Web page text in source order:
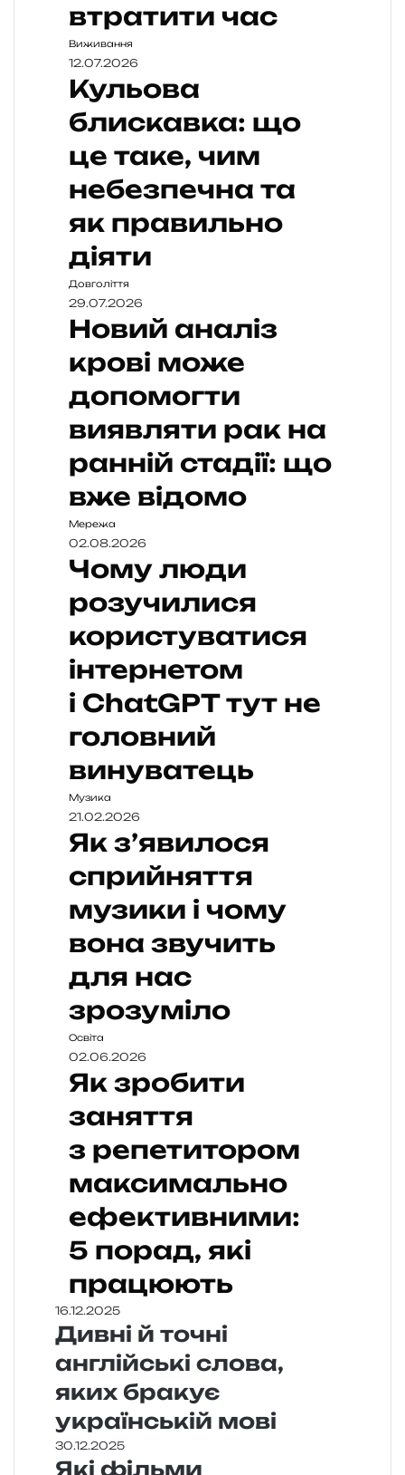
втратити час
Виживання
12.07.2026
Кульова
блискавка: що
це таке, чим
небезпечна та
як правильно
діяти
Довголіття
29.07.2026
Новий аналіз
крові може
допомогти
виявляти рак на
ранній стадії: що
вже відомо
Мережа
02.08.2026
Чому люди
розучилися
користуватися
інтернетом
і ChatGPT тут не
головний
винуватець
Музика
21.02.2026
Як з’явилося
сприйняття
музики і чому
вона звучить
для нас
зрозуміло
Освіта
02.06.2026
Як зробити
заняття
з репетитором
максимально
ефективними:
5 порад, які
працюють
16.12.2025
Дивні й точні
англійські слова,
яких бракує
українській мові
30.12.2025
Які фільми